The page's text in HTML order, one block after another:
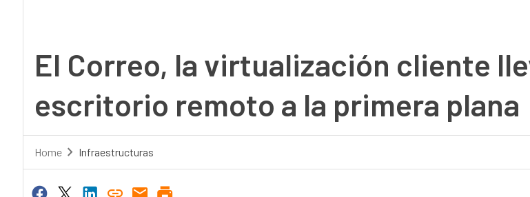
El Correo, la virtualización cliente
escritorio remoto a la primera plana
Home Infraestructuras